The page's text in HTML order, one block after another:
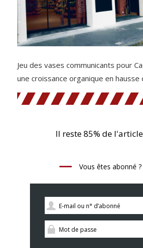
Jeu des vases communicants pour
une croissance organique en hausse
Il reste 85% de
Vous êtes abonné ?